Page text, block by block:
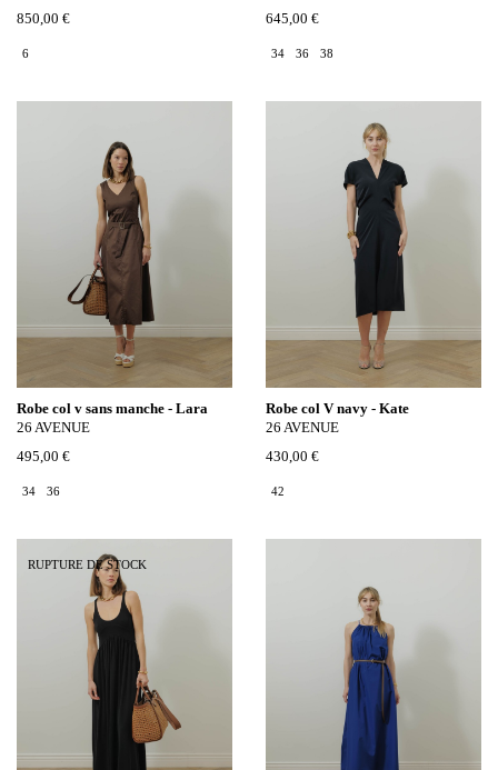
850,00 €
6
645,00 €
34 36 38
Robe col v sans manche - Lara
26 AVENUE
495,00 €
34 36
Robe col V navy - Kate
26 AVENUE
430,00 €
42
RUPTURE DE STOCK